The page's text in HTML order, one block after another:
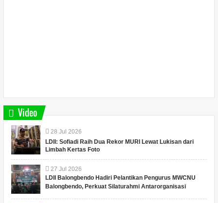
Video
28 Jul 2026
LDII: Sofiadi Raih Dua Rekor MURI Lewat Lukisan dari
Limbah Kertas Foto
27 Jul 2026
LDII Balongbendo Hadiri Pelantikan Pengurus MWCNU
Balongbendo, Perkuat Silaturahmi Antarorganisasi